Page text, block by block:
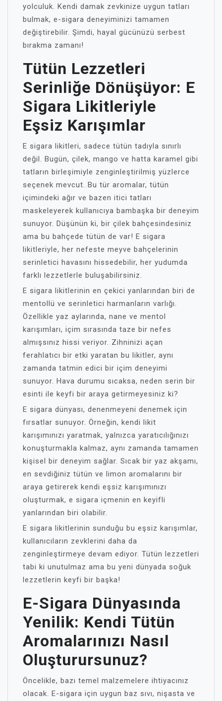
yolculuk. Kendi damak zevkinize uygun tatları
bulmak, e-sigara deneyiminizi tamamen
değiştirebilir. Şimdi, hayal gücünüzü serbest
bırakma zamanı!
Tütün Lezzetleri
Serinliğe Dönüşüyor: E
Sigara Likitleriyle
Eşsiz Karışımlar
E sigara likitleri, sadece tütün tadıyla sınırlı
değil. Bugün, çilek, mango ve hatta karamel gibi
tatların birleşimiyle zenginleştirilmiş yüzlerce
seçenek mevcut. Bu tür aromalar, tütün
içimindeki ağır ve bazen itici tatları
maskeleyerek kullanıcıya bambaşka bir deneyim
sunuyor. Düşünün ki, bir çilek bahçesindesiniz
ama bu bahçede tütün de var! E sigara
likitleriyle, her nefeste meyve bahçelerinin
serinletici havasını hissedebilir, her yudumda
farklı lezzetlerle buluşabilirsiniz.
E sigara likitlerinin en çekici yanlarından biri de
mentollü ve serinletici harmanların varlığı.
Özellikle yaz aylarında, nane ve mentol
karışımları, içim sırasında taze bir nefes
almışsınız hissi veriyor. Zihninizi açan
ferahlatıcı bir etki yaratan bu likitler, aynı
zamanda tatmin edici bir içim deneyimi
sunuyor. Hava durumu sıcaksa, neden serin bir
esinti ile keyfi bir araya getirmeyesiniz ki?
E sigara dünyası, denenmeyeni denemek için
fırsatlar sunuyor. Örneğin, kendi likit
karışımınızı yaratmak, yalnızca yaratıcılığınızı
konuşturmakla kalmaz, aynı zamanda tamamen
kişisel bir deneyim sağlar. Sıcak bir yaz akşamı,
en sevdiğiniz tütün ve limon aromalarını bir
araya getirerek kendi eşsiz karışımınızı
oluşturmak, e sigara içmenin en keyifli
yanlarından biri olabilir.
E sigara likitlerinin sunduğu bu eşsiz karışımlar,
kullanıcıların zevklerini daha da
zenginleştirmeye devam ediyor. Tütün lezzetleri
tabi ki unutulmaz ama bu yeni dünyada soğuk
lezzetlerin keyfi bir başka!
E-Sigara Dünyasında
Yenilik: Kendi Tütün
Aromalarınızı Nasıl
Oluşturursunuz?
Öncelikle, bazı temel malzemelere ihtiyacınız
olacak. E-sigara için uygun baz sıvı, nişasta ve